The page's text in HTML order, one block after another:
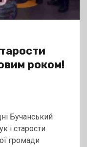
роком!
Бучанський
і старости
громади